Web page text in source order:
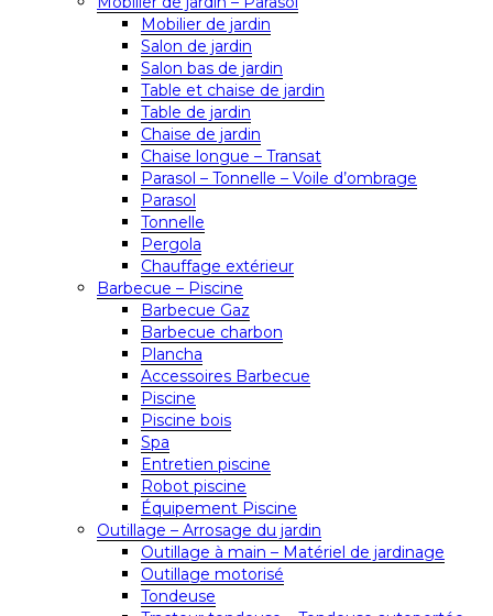
Mobilier de jardin
Salon de jardin
Salon bas de jardin
Table et chaise de jardin
Table de jardin
Chaise de jardin
Chaise longue – Transat
Parasol – Tonnelle – Voile d’ombrage
Parasol
Tonnelle
Pergola
Chauffage extérieur
Barbecue – Piscine
Barbecue Gaz
Barbecue charbon
Plancha
Accessoires Barbecue
Piscine
Piscine bois
Spa
Entretien piscine
Robot piscine
Équipement Piscine
Outillage – Arrosage du jardin
Outillage à main – Matériel de jardinage
Outillage motorisé
Tondeuse